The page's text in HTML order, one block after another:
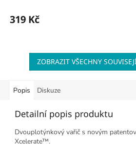
319 Kč
ZOBRAZIT VŠECHNY
Popis Diskuze
Detailní popis produktu
Dvouplotýnkový vařič s novým
Xcelerate™.